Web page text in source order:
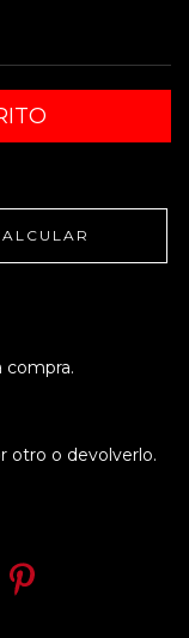
compra.
otro o devolverlo.